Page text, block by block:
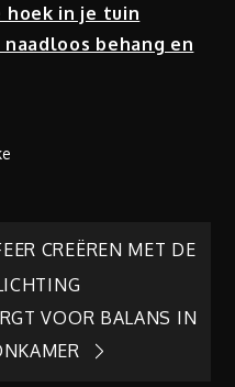
in je tuin
behang en
CREËREN MET DE
VOOR BALANS IN